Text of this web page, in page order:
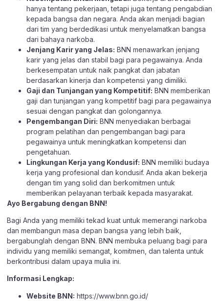
hanya tentang pekerjaan, tetapi juga tentang pengabdian
kepada bangsa dan negara. Anda akan menjadi bagian
dari tim yang berdedikasi untuk menyelamatkan bangsa
dari bahaya narkoba.
Jenjang Karir yang Jelas: BNN menawarkan jenjang
karir yang jelas dan stabil bagi para pegawainya. Anda
berkesempatan untuk naik pangkat dan jabatan
berdasarkan kinerja dan kompetensi yang dimiliki.
Gaji dan Tunjangan yang Kompetitif: BNN memberikan
gaji dan tunjangan yang kompetitif bagi para pegawainya
sesuai dengan pangkat dan golongannya.
Pengembangan Diri: BNN menyediakan berbagai
program pelatihan dan pengembangan bagi para
pegawainya untuk meningkatkan kompetensi dan
pengetahuan.
Lingkungan Kerja yang Kondusif: BNN memiliki budaya
kerja yang profesional dan kondusif. Anda akan bekerja
dengan tim yang solid dan berkomitmen untuk
memberikan pelayanan terbaik kepada masyarakat.
Ayo Bergabung dengan BNN!
Bagi Anda yang memiliki tekad kuat untuk memerangi narkoba
dan membangun masa depan bangsa yang lebih baik,
bergabunglah dengan BNN. BNN membuka peluang bagi para
individu yang memiliki semangat, komitmen, dan talenta untuk
berkontribusi dalam upaya mulia ini.
Informasi Lengkap:
Website BNN: https://www.bnn.go.id/